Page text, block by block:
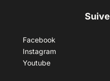
Facebook
Instagram
Youtube